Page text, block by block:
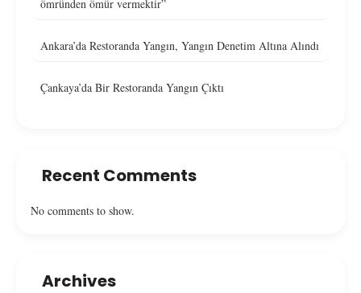
ömründen ömür vermektir”
Ankara’da Restoranda Yangın, Yangın Denetim Altına Alındı
Çankaya’da Bir Restoranda Yangın Çıktı
Recent Comments
No comments to show.
Archives